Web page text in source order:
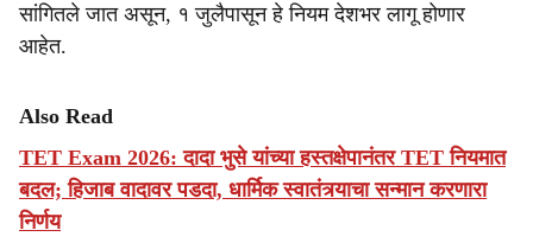
सांगितले जात असून, १ जुलैपासून हे नियम देशभर लागू होणार
आहेत.
Also Read
TET Exam 2026: दादा भुसे यांच्या हस्तक्षेपानंतर TET नियमात
बदल; हिजाब वादावर पडदा, धार्मिक स्वातंत्र्याचा सन्मान करणारा
निर्णय